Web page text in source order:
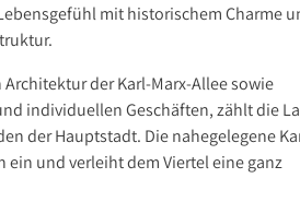
mit historischem Charme
der Karl-Marx-Allee sowie
individuellen Geschäften, zählt die
der Hauptstadt. Die nahegelegene
ein und verleiht dem Viertel eine ganz